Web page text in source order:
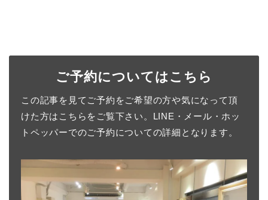
ご予約についてはこちら
この記事を見てご予約をご希望の方や気になって頂
けた方はこちらをご覧下さい。LINE・メール・ホッ
トペッパーでのご予約についての詳細となります。